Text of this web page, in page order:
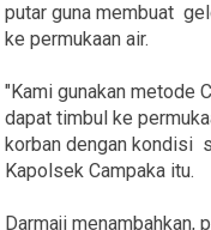
putar guna membuat
ke permukaan air.
"Kami gunakan metode
dapat timbul ke
korban dengan kondisi
Kapolsek Campaka itu.
Darmaji menambahkan,